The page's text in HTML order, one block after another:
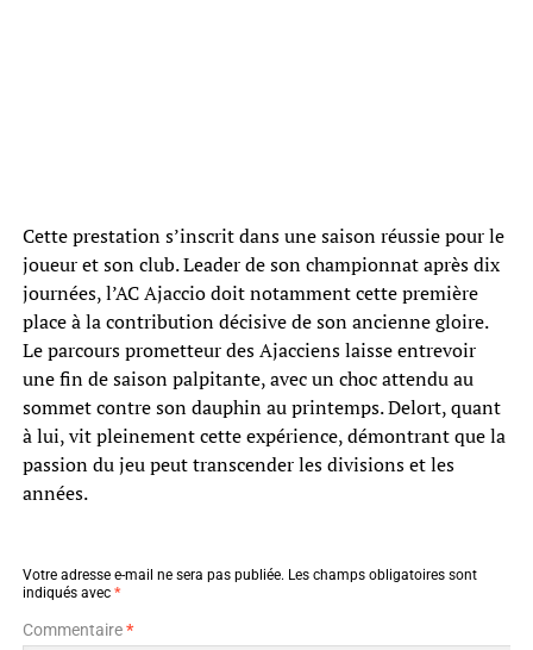
Cette prestation s’inscrit dans une saison réussie pour le
joueur et son club. Leader de son championnat après dix
journées, l’AC Ajaccio doit notamment cette première
place à la contribution décisive de son ancienne gloire.
Le parcours prometteur des Ajacciens laisse entrevoir
une fin de saison palpitante, avec un choc attendu au
sommet contre son dauphin au printemps. Delort, quant
à lui, vit pleinement cette expérience, démontrant que la
passion du jeu peut transcender les divisions et les
années.
Votre adresse e-mail ne sera pas publiée. Les champs obligatoires sont
indiqués avec *
Commentaire*